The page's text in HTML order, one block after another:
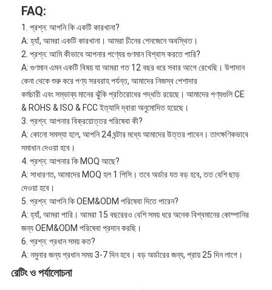
FAQ:
1. প্রশ্ন: আপনি কি একটি কারখানা?
A: হ্যাঁ, আমরা একটি কারখানা। আমরা চীনের শেনজেনে অবস্থিত।
2. প্রশ্ন: আমি কীভাবে আপনার পণ্যের গুণমান বিশ্বাস করতে পারি?
A: গুণমান এমন একটি বিষয় যা আমরা গত 12 বছর ধরে সবার আগে রেখেছি। উপাদান
কেনা থেকে শুরু করে পণ্য সরবরাহ পর্যন্ত, আমাদের নিজস্ব পেশাদার
কর্মচারী এবং সম্ভাব্য মানের ঝুঁকি প্রতিরোধের পদ্ধতি রয়েছে। আমাদের পণ্যগুলি CE
& ROHS & ISO & FCC ইত্যাদি দ্বারা অনুমোদিত হয়েছে।
3. প্রশ্ন: আপনার বিক্রয়োত্তর পরিষেবা কী?
A: কোনো সমস্যা হলে, আপনি 24 ঘন্টার মধ্যে আমাদের উত্তর পাবেন। তাৎক্ষণিকভাবে
সমাধান দেওয়া হবে।
4. প্রশ্ন: আপনার কি MOQ আছে?
A: সাধারণত, আমাদের MOQ হল 1 পিসি। তবে অর্ডার যত বড় হবে, তত বেশি ছাড়
দেওয়া হবে।
5. প্রশ্ন: আপনি কি OEM&ODM পরিষেবা দিতে পারেন?
A: হ্যাঁ, আমরা পারি। আমরা 15 বছরেরও বেশি সময় ধরে অনেক বিশ্বমানের কোম্পানির
জন্য OEM&ODM পরিষেবা প্রদান করছি।
6. প্রশ্ন: প্রধান সময় কত?
A: নমুনার জন্য প্রধান সময় 3-7 দিন হবে। বড় অর্ডারের জন্য, প্রায় 25 দিন লাগে।
রেটিং ও পর্যালোচনা